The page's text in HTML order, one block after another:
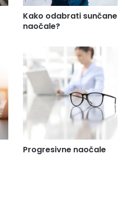
Kako odabrati sunčane
naočale?
Progresivne naočale